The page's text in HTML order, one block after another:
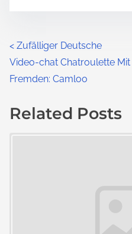
< Zufälliger Deutsche
Video-chat Chatroulette Mit
Fremden: Camloo
Related Posts